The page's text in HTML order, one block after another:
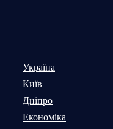
Україна
Київ
Дніпро
Економіка